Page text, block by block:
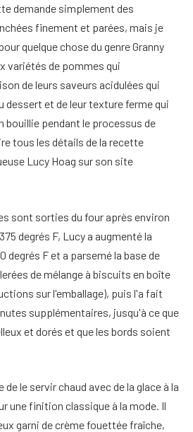
demande simplement des
finement et parées, mais je
quelque chose du genre Granny
variétés de pommes qui
de leurs saveurs acidulées qui
dessert et de leur texture ferme qui
bouillie pendant le processus de
tous les détails de la recette
Lucy Hoag sur son site
sont sorties du four après environ
degrés F, Lucy a augmenté la
degrés F et a parsemé la base de
de mélange à biscuits en boîte
sur l'emballage), puis l'a fait
supplémentaires, jusqu'à ce que
et dorés et que les bords soient
le servir chaud avec de la glace à la
une finition classique à la mode. Il
garni de crème fouettée fraîche,